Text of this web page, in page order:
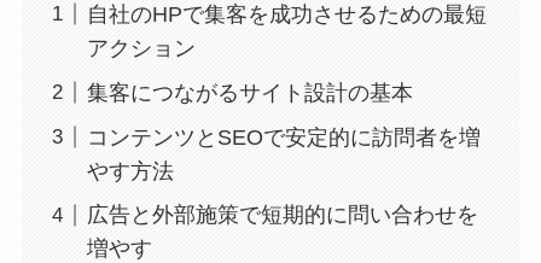
自社のHPで集客を成功させるための最短
アクション
集客につながるサイト設計の基本
コンテンツとSEOで安定的に訪問者を増
やす方法
広告と外部施策で短期的に問い合わせを
増やす